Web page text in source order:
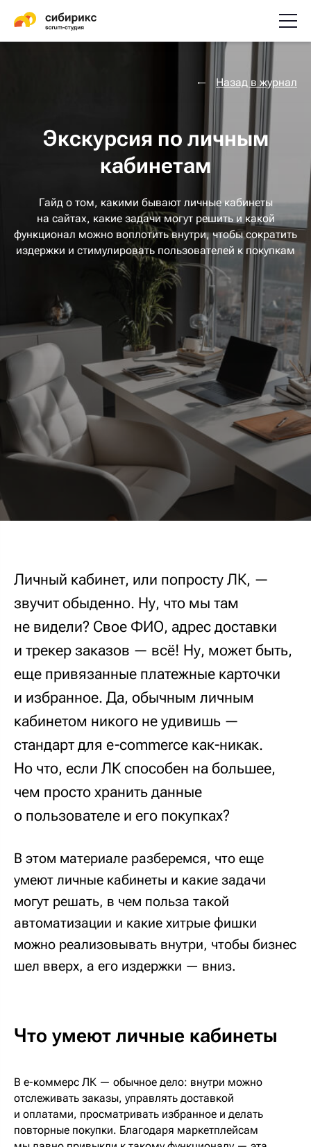
Назад в журнал
Экскурсия по личным
кабинетам
Гайд о том, какими бывают личные кабинеты
на сайтах, какие задачи могут решить и какой
функционал можно воплотить внутри, чтобы сократить
издержки и стимулировать пользователей к покупкам
Личный кабинет, или попросту ЛК, —
звучит обыденно. Ну, что мы там
не видели? Свое ФИО, адрес доставки
и трекер заказов — всё! Ну, может быть,
еще привязанные платежные карточки
и избранное. Да, обычным личным
кабинетом никого не удивишь —
стандарт для e-commerce как-никак.
Но что, если ЛК способен на большее,
чем просто хранить данные
о пользователе и его покупках?
В этом материале разберемся, что еще
умеют личные кабинеты и какие задачи
могут решать, в чем польза такой
автоматизации и какие хитрые фишки
можно реализовывать внутри, чтобы бизнес
шел вверх, а его издержки — вниз.
Что умеют личные кабинеты
В е-коммерс ЛК — обычное дело: внутри можно
отслеживать заказы, управлять доставкой
и оплатами, просматривать избранное и делать
повторные покупки. Благодаря маркетплейсам